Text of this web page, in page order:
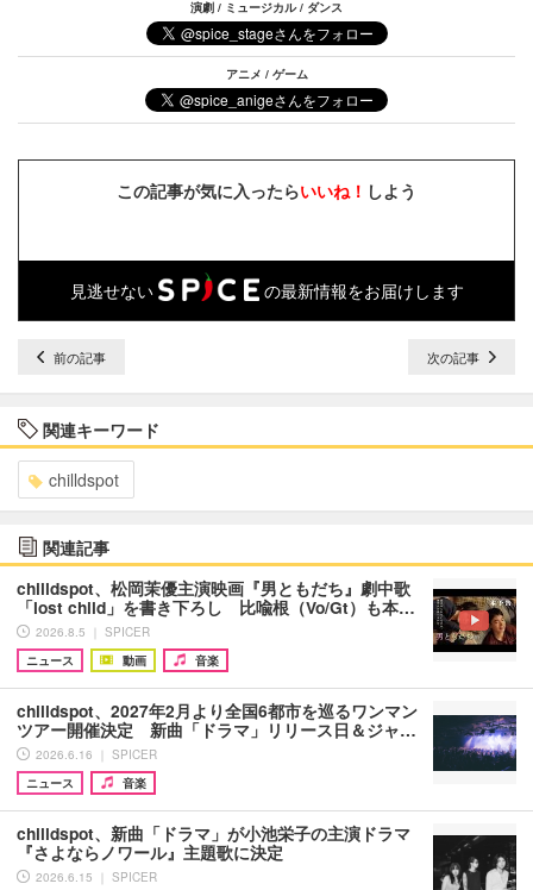
演劇 / ミュージカル / ダンス
アニメ / ゲーム
この記事が気に入ったらいいね！ しよう
見逃せない の最新情報をお届けします
前の記事 次の記事
関連キーワード
chilldspot
関連記事
chilldspot、松岡茉優主演映画『男ともだち』劇中歌
「lost child」を書き下ろし 比喩根（Vo/Gt）も本…
2026.8.5 ｜ SPICER
ニュース
動画 音楽
chilldspot、2027年2月より全国6都市を巡るワンマン
ツアー開催決定 新曲「ドラマ」リリース日＆ジャ…
2026.6.16 ｜ SPICER
ニュース
音楽
chilldspot、新曲「ドラマ」が小池栄子の主演ドラマ
『さよならノワール』主題歌に決定
2026.6.15 ｜ SPICER